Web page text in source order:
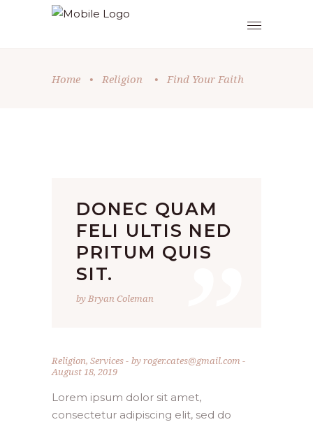
Home • Religion • Find Your Faith
”
DONEC QUAM
FELI ULTIS NED
PRITUM QUIS
SIT.
by Bryan Coleman
Religion, Services byroger.cates@gmail.com
August 18, 2019
Lorem ipsum dolor sit amet,
consectetur adipiscing elit, sed do